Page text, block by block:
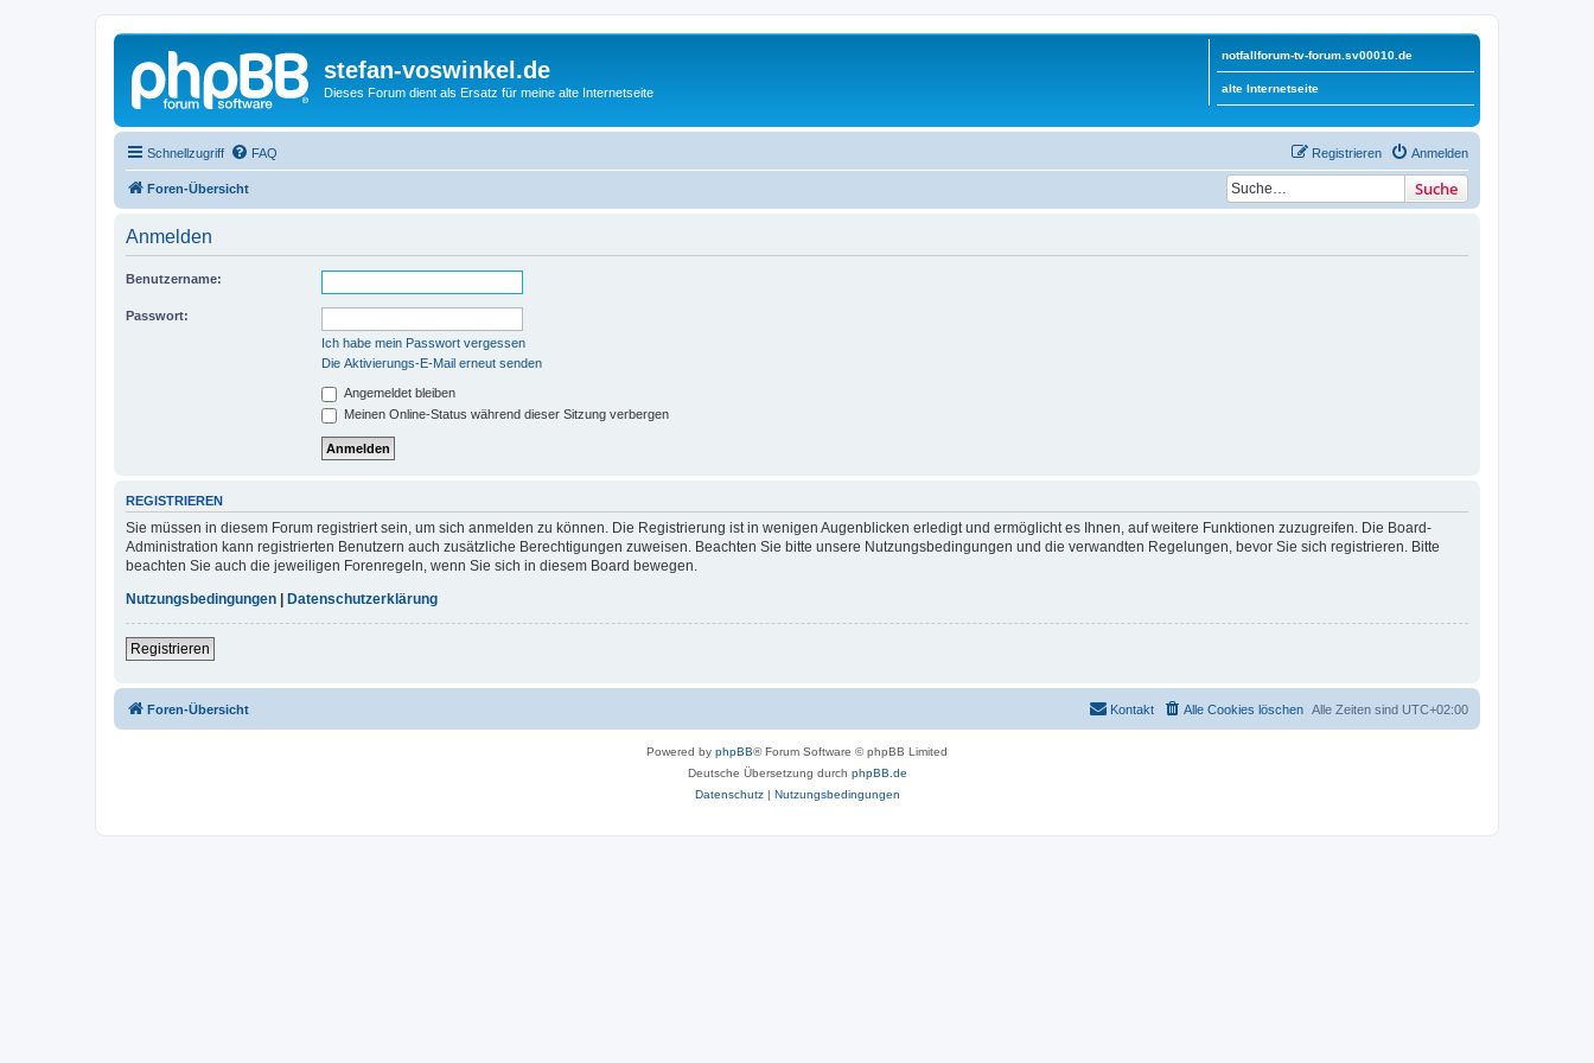
stefan-voswinkel.de
Dieses Forum dient als Ersatz für meine alte Internetseite
notfallforum-tv-forum.sv00010.de
alte Internetseite
Schnellzugriff FAQ Anmelden
Registrieren
Foren-Übersicht Suche
Anmelden
Benutzername:
Passwort:
Ich habe mein Passwort vergessen
Die Aktivierungs-E-Mail erneut senden
Angemeldet bleiben
Meinen Online-Status während dieser Sitzung verbergen
REGISTRIEREN
Sie müssen in diesem Forum registriert sein, um sich anmelden zu können. Die Registrierung ist in wenigen Augenblicken erledigt und ermöglicht es Ihnen, auf weitere Funktionen zuzugreifen. Die Board-
Administration kann registrierten Benutzern auch zusätzliche Berechtigungen zuweisen. Beachten Sie bitte unsere Nutzungsbedingungen und die verwandten Regelungen, bevor Sie sich registrieren. Bitte
beachten Sie auch die jeweiligen Forenregeln, wenn Sie sich in diesem Board bewegen.
Nutzungsbedingungen
Datenschutzerklärung
Registrieren
Foren-Übersicht Alle Zeiten sind UTC+02:00
Alle Cookies löschen
Kontakt
Powered by phpBB® Forum Software © phpBB Limited
Deutsche Übersetzung durch phpBB.de
Datenschutz| Nutzungsbedingungen